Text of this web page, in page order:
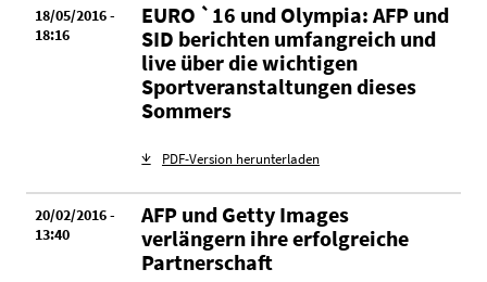
18/05/2016 -
18:16
EURO `16 und Olympia: AFP und
SID berichten umfangreich und
live über die wichtigen
Sportveranstaltungen dieses
Sommers
PDF-Version herunterladen
20/02/2016 -
13:40
AFP und Getty Images
verlängern ihre erfolgreiche
Partnerschaft